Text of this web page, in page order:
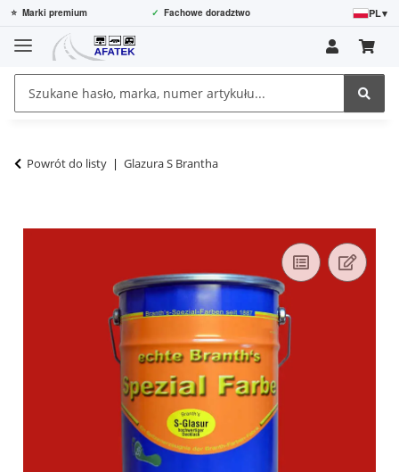
⭐ Marki premium ✓ Fachowe doradztwo PL▾
Powrót do listy Glazura S Brantha